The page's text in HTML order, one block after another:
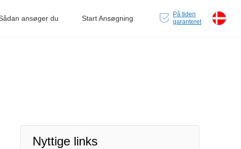
ansøger du Start Ansøgning
På tiden
garanteret
Nyttige links